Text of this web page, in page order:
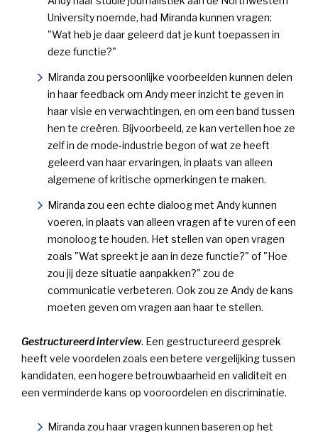
University noemde, had Miranda kunnen vragen:
"Wat heb je daar geleerd dat je kunt toepassen in
deze functie?"
Miranda zou persoonlijke voorbeelden kunnen delen
in haar feedback om Andy meer inzicht te geven in
haar visie en verwachtingen, en om een band tussen
hen te creëren. Bijvoorbeeld, ze kan vertellen hoe ze
zelf in de mode-industrie begon of wat ze heeft
geleerd van haar ervaringen, in plaats van alleen
algemene of kritische opmerkingen te maken.
Miranda zou een echte dialoog met Andy kunnen
voeren, in plaats van alleen vragen af te vuren of een
monoloog te houden. Het stellen van open vragen
zoals "Wat spreekt je aan in deze functie?" of "Hoe
zou jij deze situatie aanpakken?" zou de
communicatie verbeteren. Ook zou ze Andy de kans
moeten geven om vragen aan haar te stellen.
Gestructureerd interview. Een gestructureerd gesprek
heeft vele voordelen zoals een betere vergelijking tussen
kandidaten, een hogere betrouwbaarheid en validiteit en
een verminderde kans op vooroordelen en discriminatie.
Miranda zou haar vragen kunnen baseren op het